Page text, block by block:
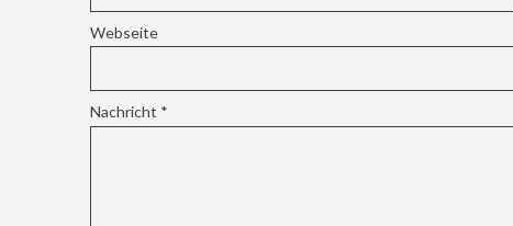
Webseite
Nachricht *